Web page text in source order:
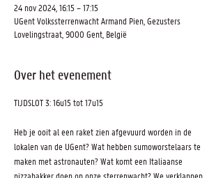
24 nov 2024, 16:15 – 17:15
UGent Volkssterrenwacht Armand Pien, Gezusters
Lovelingstraat, 9000 Gent, België
Over het evenement
TIJDSLOT 3: 16u15 tot 17u15
Heb je ooit al een raket zien afgevuurd worden in de
lokalen van de UGent? Wat hebben sumoworstelaars te
maken met astronauten? Wat komt een Italiaanse
pizzabakker doen op onze sterrenwacht? We verklappen